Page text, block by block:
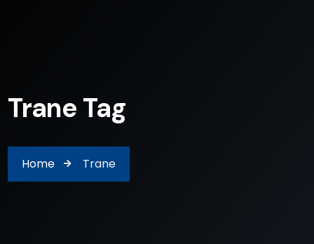
Trane Tag
Home Trane